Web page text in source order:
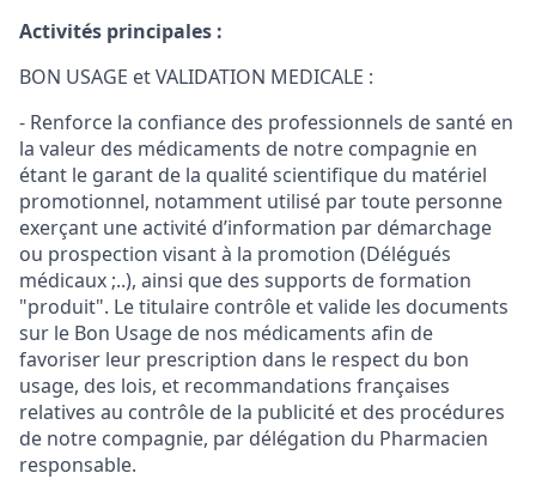
Activités principales :
BON USAGE et VALIDATION MEDICALE :
- Renforce la confiance des professionnels de santé en
la valeur des médicaments de notre compagnie en
étant le garant de la qualité scientifique du matériel
promotionnel, notamment utilisé par toute personne
exerçant une activité d’information par démarchage
ou prospection visant à la promotion (Délégués
médicaux ;..), ainsi que des supports de formation
"produit". Le titulaire contrôle et valide les documents
sur le Bon Usage de nos médicaments afin de
favoriser leur prescription dans le respect du bon
usage, des lois, et recommandations françaises
relatives au contrôle de la publicité et des procédures
de notre compagnie, par délégation du Pharmacien
responsable.